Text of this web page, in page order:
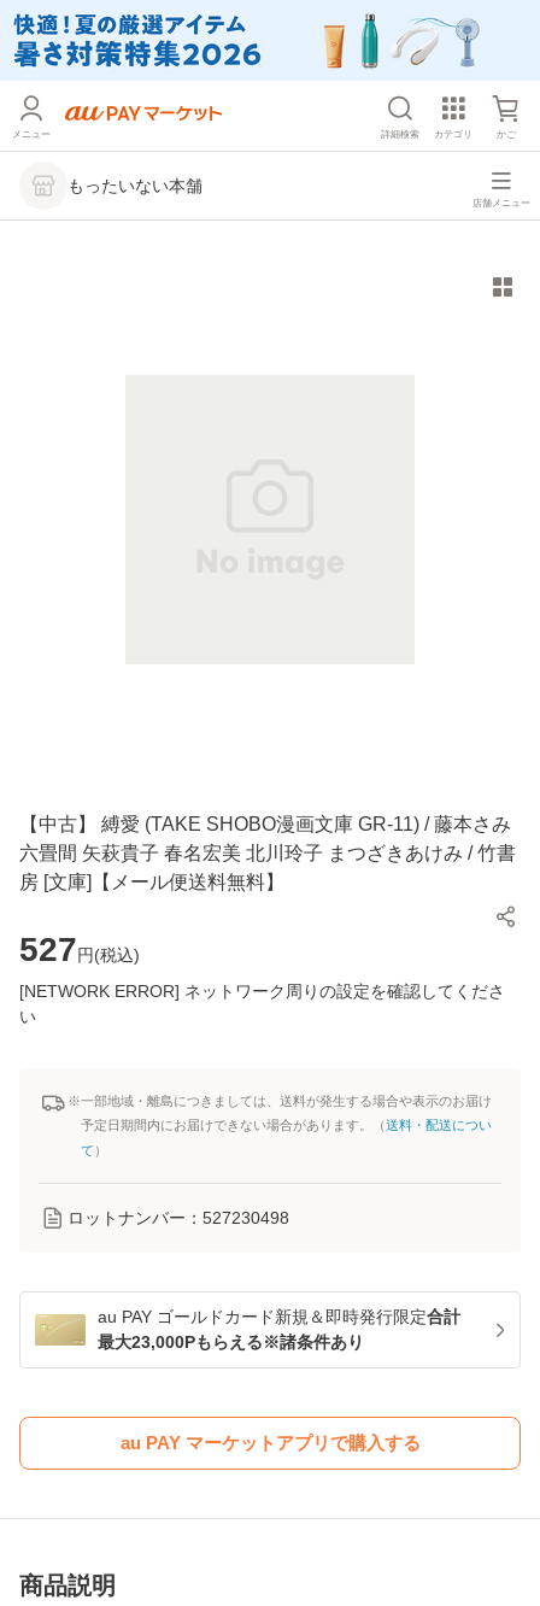
メニュー 詳細検索 カテゴリ かご
もったいない本舗
店舗メニュー
【中古】 縛愛 (TAKE SHOBO漫画文庫 GR-11) / 藤本さみ
六畳間 矢萩貴子 春名宏美 北川玲子 まつざきあけみ / 竹書
房 [文庫]【メール便送料無料】
527円(税込)
[NETWORK ERROR] ネットワーク周りの設定を確認してくださ
い
※一部地域・離島につきましては、送料が発生する場合や表示のお届け
予定日期間内にお届けできない場合があります。（送料・配送につい
て ）
ロットナンバー： 527230498
au PAY ゴールドカード新規＆即時発行限定合計
最大23,000Pもらえる※諸条件あり
au PAY マーケットアプリで購入する
商品説明